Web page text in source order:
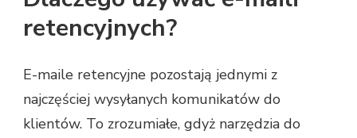
retencyjnych?
E-maile retencyjne pozostają jednymi z
najczęściej wysyłanych komunikatów do
klientów. To zrozumiałe, gdyż narzędzia do